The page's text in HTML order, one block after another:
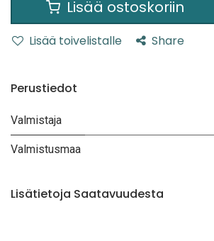
Lisää ostoskoriin
Lisää toivelistalle Share
Perustiedot
Valmistaja
Valmistusmaa
Lisätietoja Saatavuudesta